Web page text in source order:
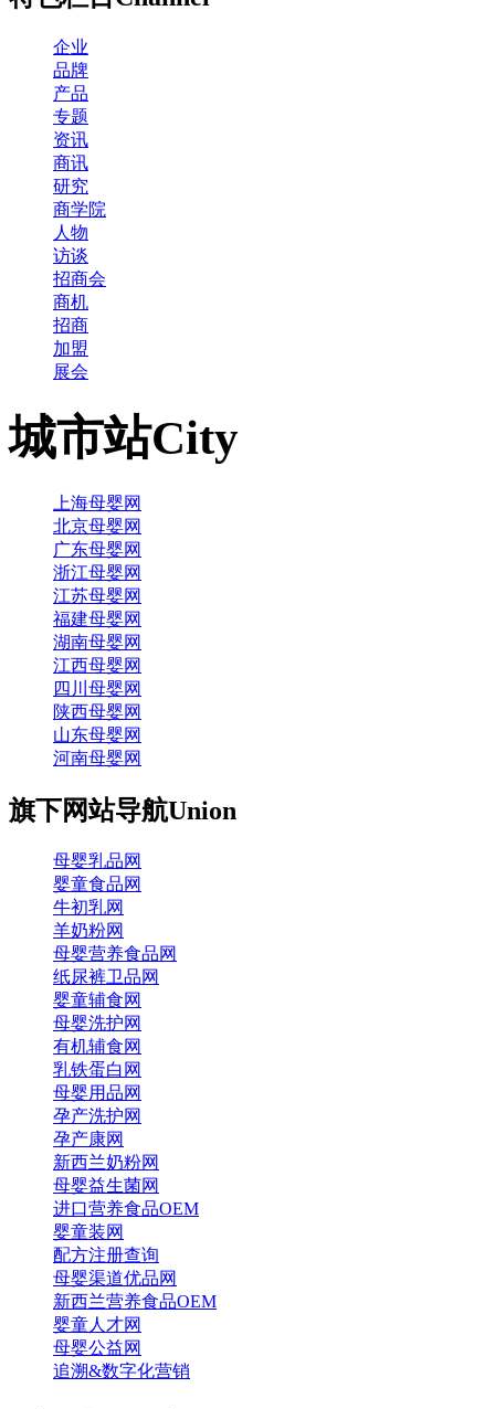
企业
品牌
产品
专题
资讯
商讯
研究
商学院
人物
访谈
招商会
商机
招商
加盟
展会
城市站City
上海母婴网
北京母婴网
广东母婴网
浙江母婴网
江苏母婴网
福建母婴网
湖南母婴网
江西母婴网
四川母婴网
陕西母婴网
山东母婴网
河南母婴网
旗下网站导航Union
母婴乳品网
婴童食品网
牛初乳网
羊奶粉网
母婴营养食品网
纸尿裤卫品网
婴童辅食网
母婴洗护网
有机辅食网
乳铁蛋白网
母婴用品网
孕产洗护网
孕产康网
新西兰奶粉网
母婴益生菌网
进口营养食品OEM
婴童装网
配方注册查询
母婴渠道优品网
新西兰营养食品OEM
婴童人才网
母婴公益网
追溯&数字化营销